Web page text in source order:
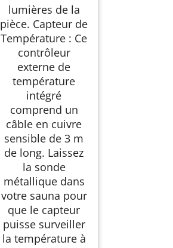
lumières de la
pièce. Capteur de
Température : Ce
contrôleur
externe de
température
intégré
comprend un
câble en cuivre
sensible de 3 m
de long. Laissez
la sonde
métallique dans
votre sauna pour
que le capteur
puisse surveiller
la température à